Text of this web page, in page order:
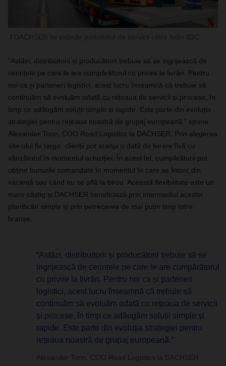
“Astăzi, distribuitorii și producătorii trebuie să se ingrijească de
cerințele pe care le are cumpărătorul cu privire la livrări. Pentru
noi ca și parteneri logistici, acest lucru înseamnă că trebuie să
continuăm să evoluăm odată cu rețeaua de servicii și procese, în
timp ce adăugăm soluții simple și rapide. Este parte din evoluția
strategiei pentru rețeaua noastră de grupaj europeană.” spune
Alexander Tonn, COO Road Logistics la DACHSER. Prin alegerea
site-ului fix targo, clienții pot aranja o dată de livrare fixă cu
vânzătorul în momentul achiziției. În acest fel, cumpărătorii pot
obține bunurile comandate în momentul în care se întorc din
vacanță sau când nu se află la birou. Această flexibilitate este un
mare câștig și DACHSER beneficiază prin intermediul acestei
planificări simple și prin petrecerea de mai puțin timp între
branșe.
“Astăzi, distribuitorii și producătorii trebuie să se
ingrijească de cerințele pe care le are cumpărătorul
cu privire la livrări. Pentru noi ca și parteneri
logistici, acest lucru înseamnă că trebuie să
continuăm să evoluăm odată cu rețeaua de servicii
și procese, în timp ce adăugăm soluții simple și
rapide. Este parte din evoluția strategiei pentru
rețeaua noastră de grupaj europeană.”
Alexander Tonn, COO Road Logistics la DACHSER